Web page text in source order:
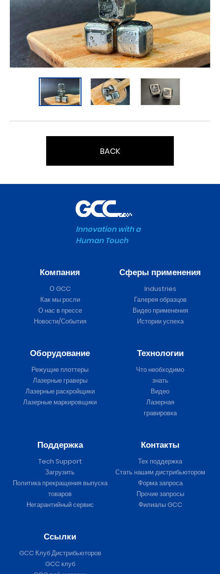
BACK
Innovation with a
Human Touch
Компания
О GCC
Как мы росли
О нас в прессе
Новости/События
Сферы применения
Industries
Галерея образцов
Видео применения
Истории успеха
Оборудование
Режущие плоттеры
Лазерные граверы
Лазерные раскройщики
Лазерные маркировщики
Технологии
Что необходимо
знать
Видео
Лазерная
гравировка
Поддержка
Tech Support
Загрузить
Политика прекращения выпуска
товаров
Негарантийный сервис
Контакты
Тех поддержка
Стать нашим дистрибьютором
Форма запроса
Прочие запросы
Филиалы GCC
Ссылки
GCC Клуб Дистрибьюторов
GCC клуб